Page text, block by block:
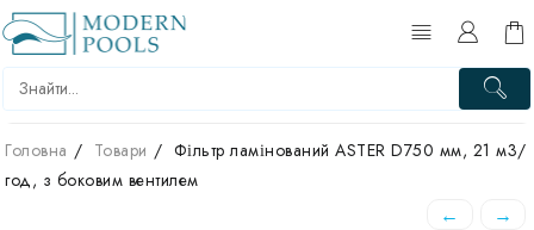
Перейти
до
вмісту
Головна Товари
Фільтр ламінований ASTER D750 мм, 21 м3/
год, з боковим вентилем
← →